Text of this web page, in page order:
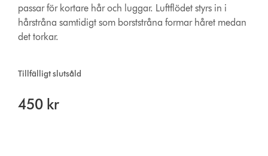
passar för kortare hår och luggar. Luftflödet styrs in i
hårstråna samtidigt som borststråna formar håret medan
det torkar.
Tillfälligt slutsåld
450 kr